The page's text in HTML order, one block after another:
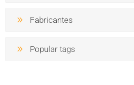
Fabricantes
Popular tags